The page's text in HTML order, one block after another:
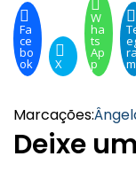
Fa
ce
bo
ok X
W
ha
ts
Ap
p m
Marcações:
Deixe